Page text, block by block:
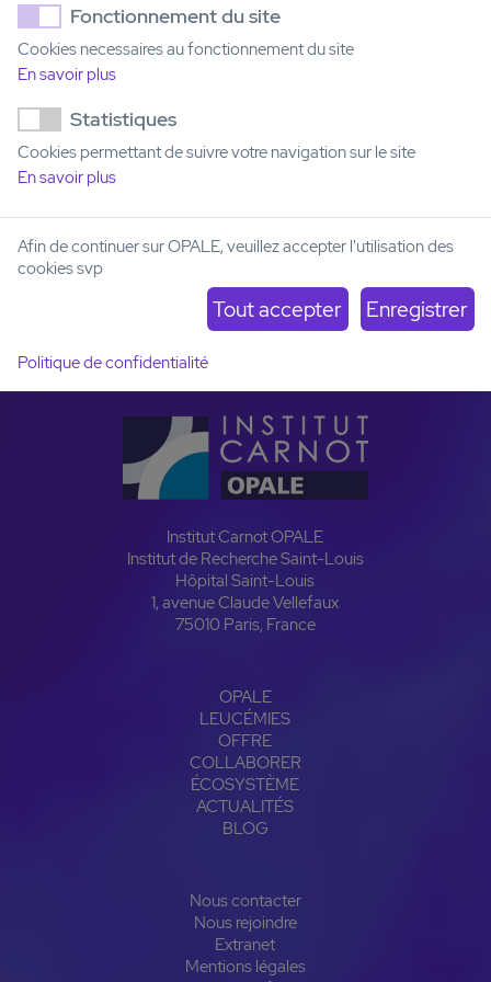
innovation
Projet collaboratif (partenariat multi-bénéficiaire)
L’entreprise et l'entité OPALE participent ensemble à un
projet multipartenaire, en réponse à un appel à projet.
Chaque partenaire réalise, avec ses ressources, sa part du
Le projet est réalisé grâce aux fonds de recherche obtenus
pour chacun des partenaires.
Institut Carnot OPALE
Institut de Recherche Saint-Louis
Hôpital Saint-Louis
1, avenue Claude Vellefaux
75010 Paris, France
OPALE
LEUCÉMIES
OFFRE
COLLABORER
ÉCOSYSTÈME
ACTUALITÉS
BLOG
Nous contacter
Nous rejoindre
Extranet
Mentions légales
Fonctionnement du site
Cookies necessaires au fonctionnement du site
En savoir plus
Statistiques
Cookies permettant de suivre votre navigation sur le site
En savoir plus
Afin de continuer sur OPALE, veuillez accepter l'utilisation des
cookies svp
Politique de confidentialité